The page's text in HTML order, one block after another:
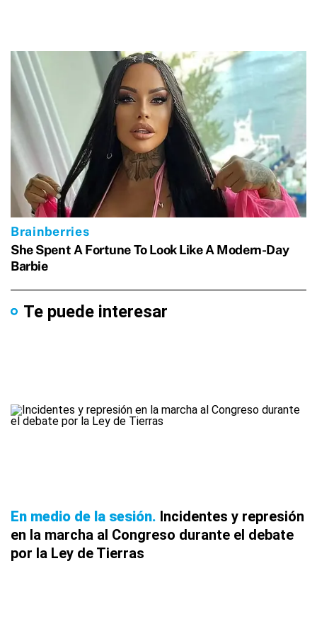
Te puede interesar
En medio de la sesión Incidentes y represión
en la marcha al Congreso durante el debate
por la Ley de Tierras